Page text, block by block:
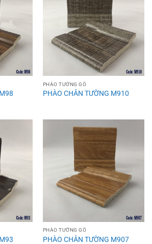
PHÀO TƯỜNG GỖ
PHÀO CHÂN TƯỜNG M910
PHÀO TƯỜNG GỖ
PHÀO CHÂN TƯỜNG M907